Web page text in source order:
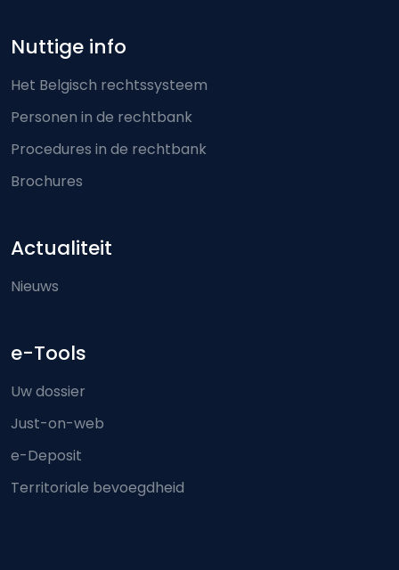
Nuttige info
Het Belgisch rechtssysteem
Personen in de rechtbank
Procedures in de rechtbank
Brochures
Actualiteit
Nieuws
e-Tools
Uw dossier
Just-on-web
e-Deposit
Territoriale bevoegdheid